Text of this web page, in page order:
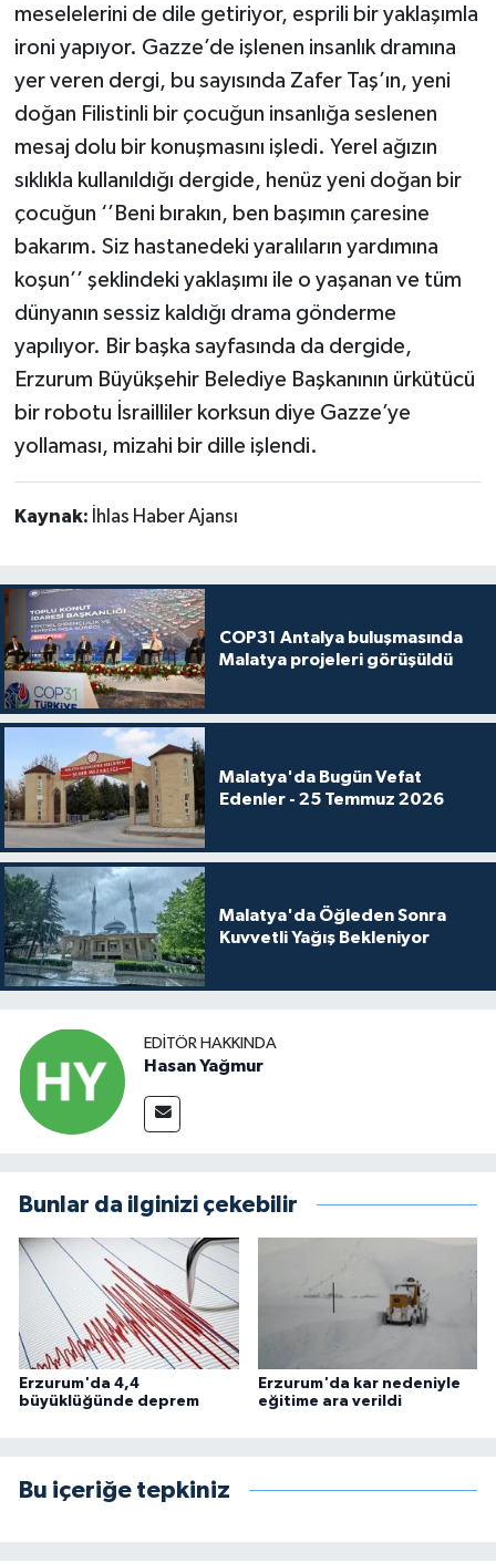
meselelerini de dile getiriyor, esprili bir yaklaşımla
ironi yapıyor. Gazze’de işlenen insanlık dramına
yer veren dergi, bu sayısında Zafer Taş’ın, yeni
doğan Filistinli bir çocuğun insanlığa seslenen
mesaj dolu bir konuşmasını işledi. Yerel ağızın
sıklıkla kullanıldığı dergide, henüz yeni doğan bir
çocuğun ‘’Beni bırakın, ben başımın çaresine
bakarım. Siz hastanedeki yaralıların yardımına
koşun’’ şeklindeki yaklaşımı ile o yaşanan ve tüm
dünyanın sessiz kaldığı drama gönderme
yapılıyor. Bir başka sayfasında da dergide,
Erzurum Büyükşehir Belediye Başkanının ürkütücü
bir robotu İsrailliler korksun diye Gazze’ye
yollaması, mizahi bir dille işlendi.
Kaynak: İhlas Haber Ajansı
COP31 Antalya buluşmasında
Malatya projeleri görüşüldü
Malatya'da Bugün Vefat
Edenler - 25 Temmuz 2026
Malatya'da Öğleden Sonra
Kuvvetli Yağış Bekleniyor
EDITÖR HAKKINDA
Hasan Yağmur
Bunlar da ilginizi çekebilir
Erzurum'da 4,4
büyüklüğünde deprem
Erzurum'da kar nedeniyle
eğitime ara verildi
Bu içeriğe tepkiniz